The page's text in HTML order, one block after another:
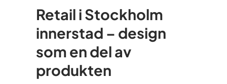
Retail i Stockholm
innerstad – design
som en del av
produkten